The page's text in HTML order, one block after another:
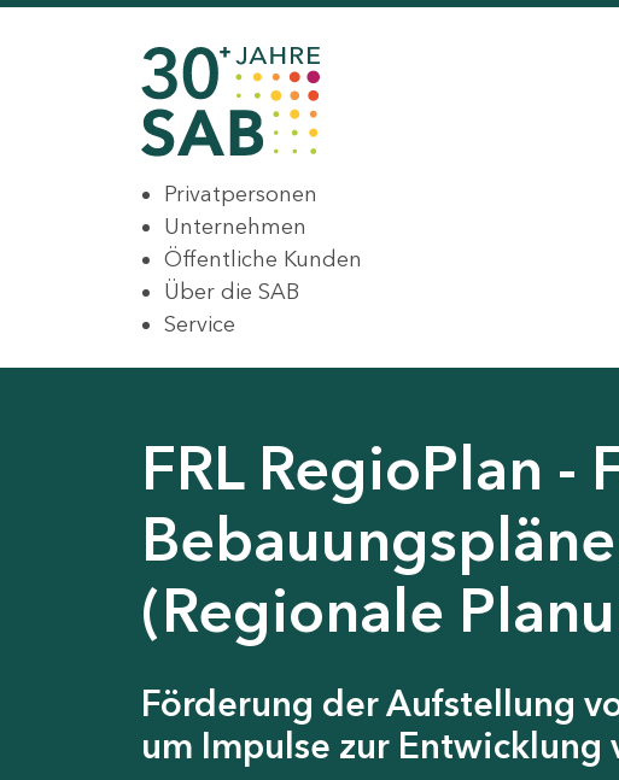
Privatpersonen
Unternehmen
Öffentliche Kunden
Über die SAB
Service
FRL RegioPlan -
(Regionale
Förderung der Aufstellung
um Impulse zur Entwicklung